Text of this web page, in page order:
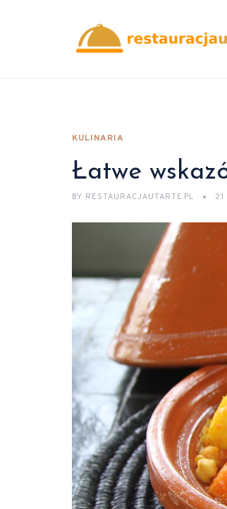
KULINARIA
Łatwe
BY RESTAURACJAUTARTE.PL